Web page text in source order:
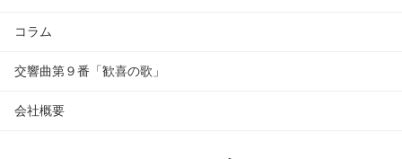
コラム
交響曲第９番「歓喜の歌」
会社概要